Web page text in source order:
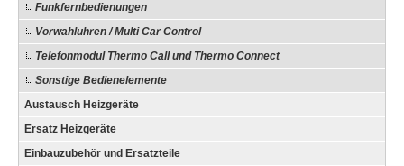
Funkfernbedienungen
Vorwahluhren / Multi Car Control
Telefonmodul Thermo Call und Thermo Connect
Sonstige Bedienelemente
Austausch Heizgeräte
Ersatz Heizgeräte
Einbauzubehör und Ersatzteile